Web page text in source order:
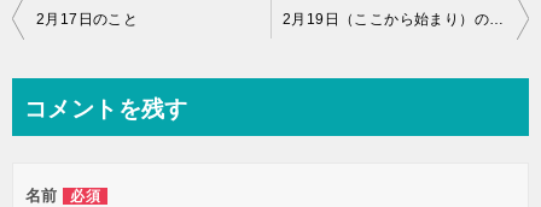
投
ビ
2月17日のこと
コメントを残す
名前 必須